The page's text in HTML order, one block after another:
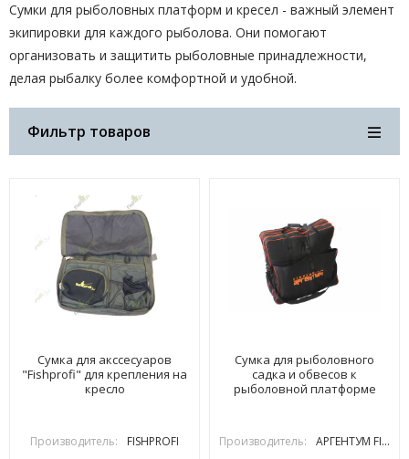
Сумки для рыболовных платформ и кресел - важный элемент
экипировки для каждого рыболова. Они помогают
организовать и защитить рыболовные принадлежности,
делая рыбалку более комфортной и удобной.
Фильтр товаров
Сумка для акссесуаров
"Fishprofi" для крепления на
кресло
Производитель: FISHPROFI
Сумка для рыболовного
садка и обвесов к
рыболовной платформе
Производитель: АРГЕНТУМ FISHING